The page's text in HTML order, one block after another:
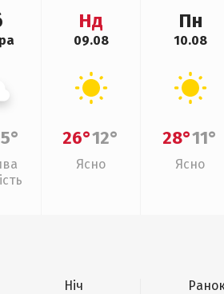
Нд
09.08
26°12°
Ясно
Пн
10.08
28°11°
Ясно
Ніч